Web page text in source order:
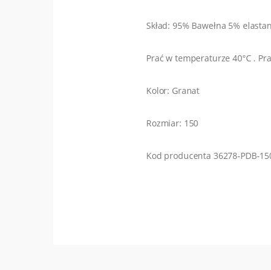
Skład: 95% Bawełna 5%
Prać w temperaturze 40°C .
Kolor: Granat
Rozmiar: 150
Kod producenta 36278-PDB-